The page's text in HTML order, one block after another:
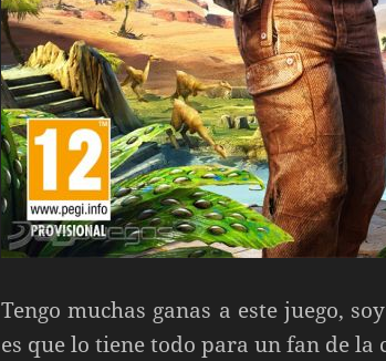
Tengo muchas ganas a este juego,
es que lo tiene todo para un fan de la